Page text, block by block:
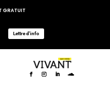
GRATUIT
Lettre d'info